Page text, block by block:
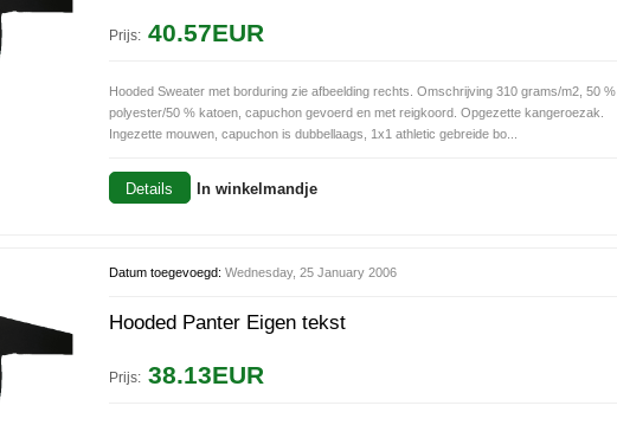
Prijs: 40.57EUR
Hooded Sweater met borduring zie afbeelding rechts. Omschrijving 310 grams/m2, 50 %
polyester/50 % katoen, capuchon gevoerd en met reigkoord. Opgezette kangeroezak.
Ingezette mouwen, capuchon is dubbellaags, 1x1 athletic gebreide bo...
Details In winkelmandje
Datum toegevoegd: Wednesday, 25 January 2006
Hooded Panter Eigen tekst
Prijs: 38.13EUR